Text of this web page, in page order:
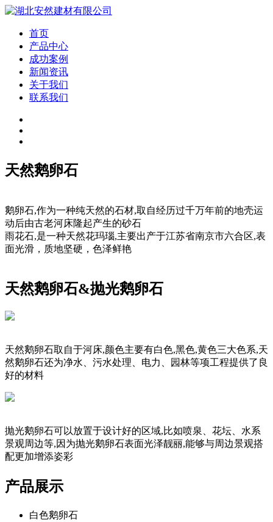
首页
产品中心
成功案例
新闻资讯
关于我们
联系我们
天然鹅卵石
鹅卵石,作为一种纯天然的石材,取自经历过千万年前的地壳运
动后由古老河床隆起产生的砂石
雨花石,是一种天然花玛瑙,主要出产于江苏省南京市六合区,表
面光滑，质地坚硬，色泽鲜艳
天然鹅卵石&抛光鹅卵石
天然鹅卵石取自于河床,颜色主要有白色,黑色,黄色三大色系,天
然鹅卵石还为净水、污水处理、电力、园林等项工程提供了良
好的材料
抛光鹅卵石可以放置于设计好的区域,比如喷泉、花坛、水系
景观周边等,因为抛光鹅卵石表面光泽靓丽,能够与周边景观搭
配更加增添姿彩
产品展示
白色鹅卵石